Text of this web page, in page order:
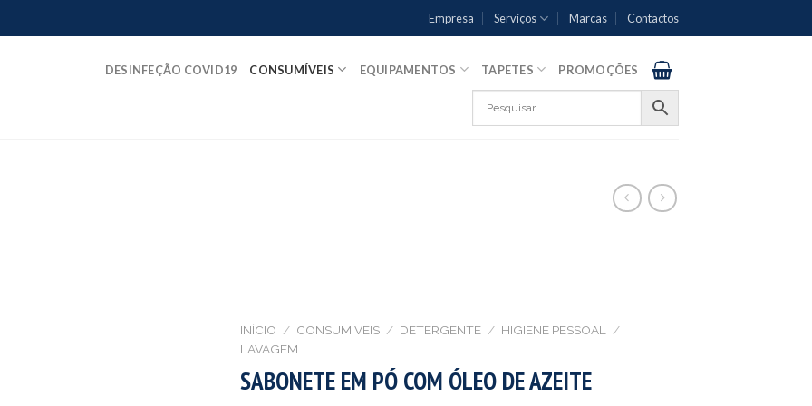
Empresa Serviços Marcas Contactos
DESINFEÇÃO COVID19 CONSUMÍVEIS EQUIPAMENTOS TAPETES PROMOÇÕES
INÍCIO / CONSUMÍVEIS / DETERGENTE / HIGIENE PESSOAL /
LAVAGEM
SABONETE EM PÓ COM ÓLEO DE AZEITE